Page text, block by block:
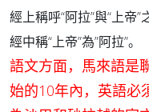
經上稱呼“阿拉”與“上帝
經中稱“上帝”為”阿拉”。
語文方面，馬來語是
始的10年內，英語必